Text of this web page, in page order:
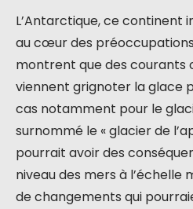
L’Antarctique, ce continent
au cœur des
montrent que des courants
viennent grignoter la glace
cas notamment pour le
surnommé le « glacier de
pourrait avoir des
niveau des mers à l’échelle
de changements qui